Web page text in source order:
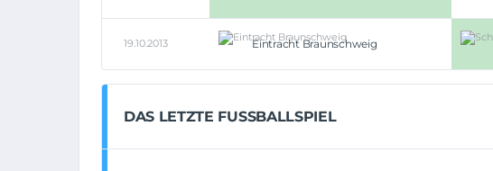
19.10.2013 Eintracht Braunschweig
DAS LETZTE FUSSBALLSPIEL